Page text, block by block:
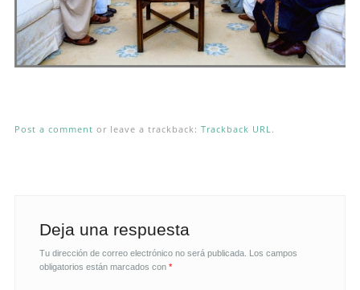
Post a comment or leave a trackback: Trackback URL.
Deja una respuesta
Tu dirección de correo electrónico no será publicada.
Los campos
obligatorios están marcados con *